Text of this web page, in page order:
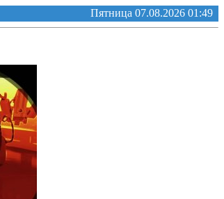
Пятница 07.08.2026 01:49